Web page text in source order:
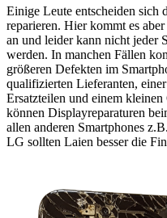
Einige Leute entscheiden sich
reparieren. Hier kommt es
an und leider kann nicht jeder
werden. In manchen Fällen
größeren Defekten im
qualifizierten Lieferanten,
Ersatzteilen und einem
können Displayreparaturen
allen anderen Smartphones
LG sollten Laien besser die